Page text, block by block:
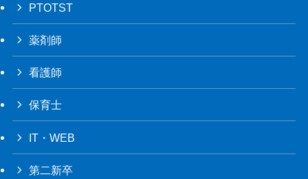
PTOTST
薬剤師
看護師
保育士
IT・WEB
第二新卒